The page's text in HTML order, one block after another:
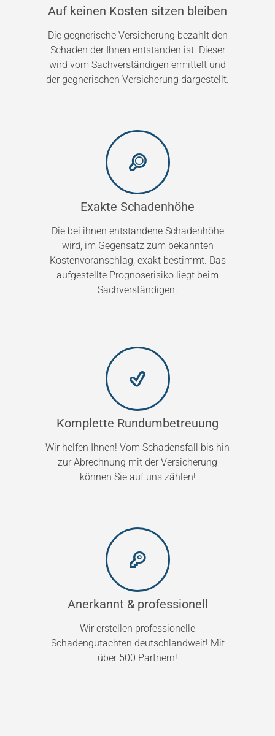
Auf keinen Kosten sitzen bleiben
Die gegnerische Versicherung bezahlt den
Schaden der Ihnen entstanden ist. Dieser
wird vom Sachverständigen ermittelt und
der gegnerischen Versicherung dargestellt.
Exakte Schadenhöhe
Die bei ihnen entstandene Schadenhöhe
wird, im Gegensatz zum bekannten
Kostenvoranschlag, exakt bestimmt. Das
aufgestellte Prognoserisiko liegt beim
Sachverständigen.
Komplette Rundumbetreuung
Wir helfen Ihnen! Vom Schadensfall bis hin
zur Abrechnung mit der Versicherung
können Sie auf uns zählen!
Anerkannt & professionell
Wir erstellen professionelle
Schadengutachten deutschlandweit! Mit
über 500 Partnern!